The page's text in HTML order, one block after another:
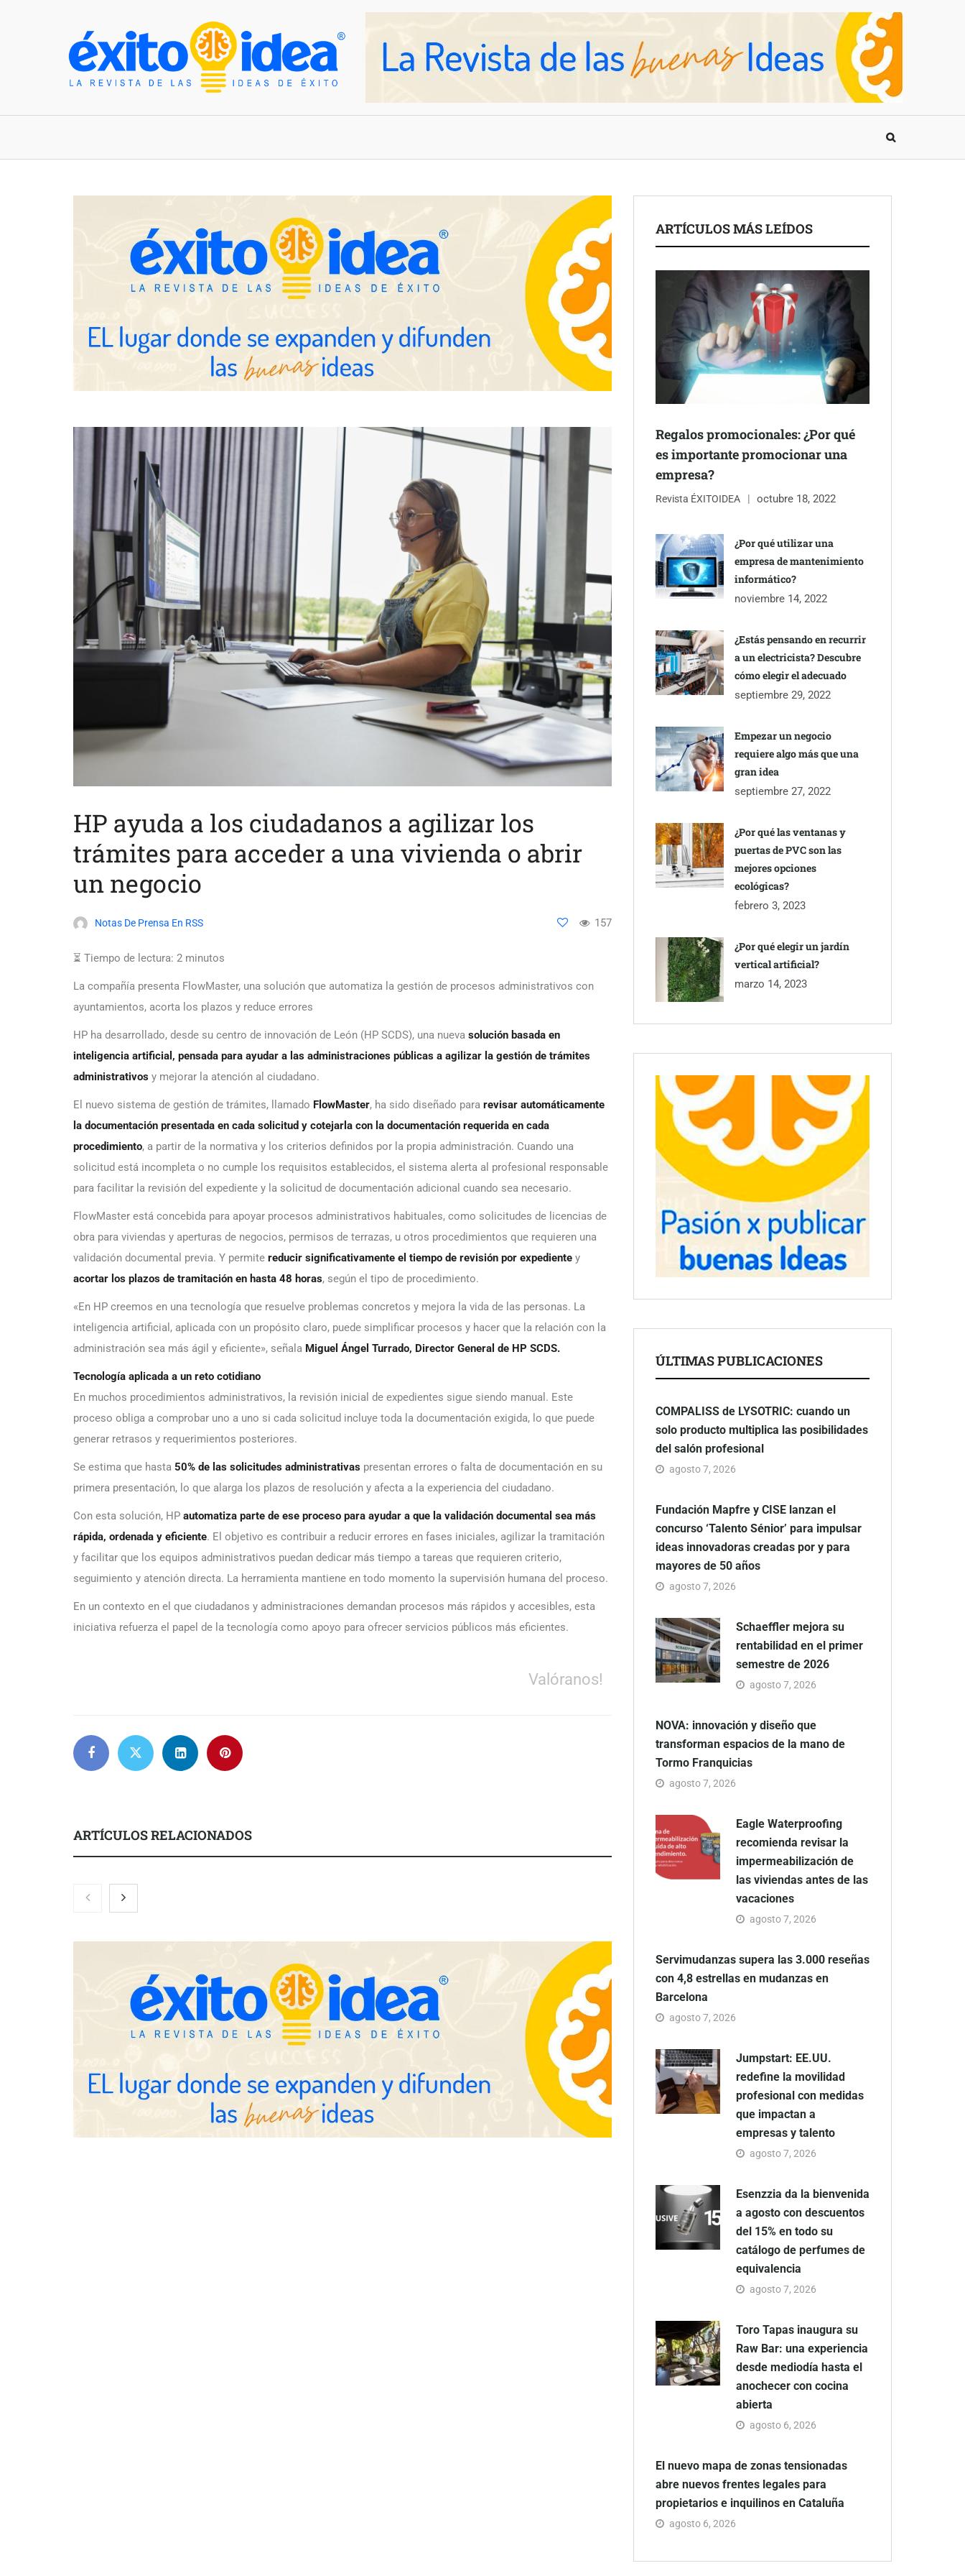
HP ayuda a los ciudadanos a agilizar los
trámites para acceder a una vivienda o abrir
un negocio
Notas De Prensa En RSS 157
⏳ Tiempo de lectura: 2 minutos
La compañía presenta FlowMaster, una solución que automatiza la gestión de procesos administrativos con
ayuntamientos, acorta los plazos y reduce errores
HP ha desarrollado, desde su centro de innovación de León (HP SCDS), una nueva solución basada en
inteligencia artificial, pensada para ayudar a las administraciones públicas a agilizar la gestión de trámites
administrativos y mejorar la atención al ciudadano.
El nuevo sistema de gestión de trámites, llamado FlowMaster, ha sido diseñado para revisar automáticamente
la documentación presentada en cada solicitud y cotejarla con la documentación requerida en cada
procedimiento, a partir de la normativa y los criterios definidos por la propia administración. Cuando una
solicitud está incompleta o no cumple los requisitos establecidos, el sistema alerta al profesional responsable
para facilitar la revisión del expediente y la solicitud de documentación adicional cuando sea necesario.
FlowMaster está concebida para apoyar procesos administrativos habituales, como solicitudes de licencias de
obra para viviendas y aperturas de negocios, permisos de terrazas, u otros procedimientos que requieren una
validación documental previa. Y permite reducir significativamente el tiempo de revisión por expediente y
acortar los plazos de tramitación en hasta 48 horas, según el tipo de procedimiento.
«En HP creemos en una tecnología que resuelve problemas concretos y mejora la vida de las personas. La
inteligencia artificial, aplicada con un propósito claro, puede simplificar procesos y hacer que la relación con la
administración sea más ágil y eficiente», señala Miguel Ángel Turrado, Director General de HP SCDS.
Tecnología aplicada a un reto cotidiano
En muchos procedimientos administrativos, la revisión inicial de expedientes sigue siendo manual. Este
proceso obliga a comprobar uno a uno si cada solicitud incluye toda la documentación exigida, lo que puede
generar retrasos y requerimientos posteriores.
Se estima que hasta 50% de las solicitudes administrativas presentan errores o falta de documentación en su
primera presentación, lo que alarga los plazos de resolución y afecta a la experiencia del ciudadano.
Con esta solución, HP automatiza parte de ese proceso para ayudar a que la validación documental sea más
rápida, ordenada y eficiente. El objetivo es contribuir a reducir errores en fases iniciales, agilizar la tramitación
y facilitar que los equipos administrativos puedan dedicar más tiempo a tareas que requieren criterio,
seguimiento y atención directa. La herramienta mantiene en todo momento la supervisión humana del proceso.
En un contexto en el que ciudadanos y administraciones demandan procesos más rápidos y accesibles, esta
iniciativa refuerza el papel de la tecnología como apoyo para ofrecer servicios públicos más eficientes.
Valóranos!
ARTÍCULOS RELACIONADOS
COMPALISS de LYSOTRIC: cuando
un solo producto multiplica las
años
Schaeffler mejora su rentabilidad
en el primer semestre de 2026
transforman espacios de la mano
de Tormo Franquicias
Servimudanzas supera las 3.000
reseñas con 4,8 estrellas en
mudanzas en Barcelona
ARTÍCULOS MÁS LEÍDOS
Regalos promocionales: ¿Por qué
es importante promocionar una
empresa?
Revista ÉXITOIDEA octubre 18, 2022
¿Por qué utilizar una
empresa de mantenimiento
informático?
noviembre 14, 2022
¿Estás pensando en recurrir
a un electricista? Descubre
cómo elegir el adecuado
septiembre 29, 2022
Empezar un negocio
requiere algo más que una
gran idea
septiembre 27, 2022
¿Por qué las ventanas y
puertas de PVC son las
mejores opciones
ecológicas?
febrero 3, 2023
¿Por qué elegir un jardín
vertical artificial?
marzo 14, 2023
ÚLTIMAS PUBLICACIONES
COMPALISS de LYSOTRIC: cuando un
solo producto multiplica las posibilidades
del salón profesional
agosto 7, 2026
Fundación Mapfre y CISE lanzan el
concurso ‘Talento Sénior’ para impulsar
ideas innovadoras creadas por y para
mayores de 50 años
agosto 7, 2026
Schaeffler mejora su
rentabilidad en el primer
semestre de 2026
agosto 7, 2026
NOVA: innovación y diseño que
transforman espacios de la mano de
Tormo Franquicias
agosto 7, 2026
Eagle Waterproofing
recomienda revisar la
impermeabilización de
las viviendas antes de las
vacaciones
agosto 7, 2026
Servimudanzas supera las 3.000 reseñas
con 4,8 estrellas en mudanzas en
Barcelona
agosto 7, 2026
Jumpstart: EE.UU.
redefine la movilidad
profesional con medidas
que impactan a
empresas y talento
agosto 7, 2026
Esenzzia da la bienvenida
a agosto con descuentos
del 15% en todo su
catálogo de perfumes de
equivalencia
agosto 7, 2026
Toro Tapas inaugura su
Raw Bar: una experiencia
desde mediodía hasta el
anochecer con cocina
abierta
agosto 6, 2026
El nuevo mapa de zonas tensionadas
abre nuevos frentes legales para
propietarios e inquilinos en Cataluña
agosto 6, 2026